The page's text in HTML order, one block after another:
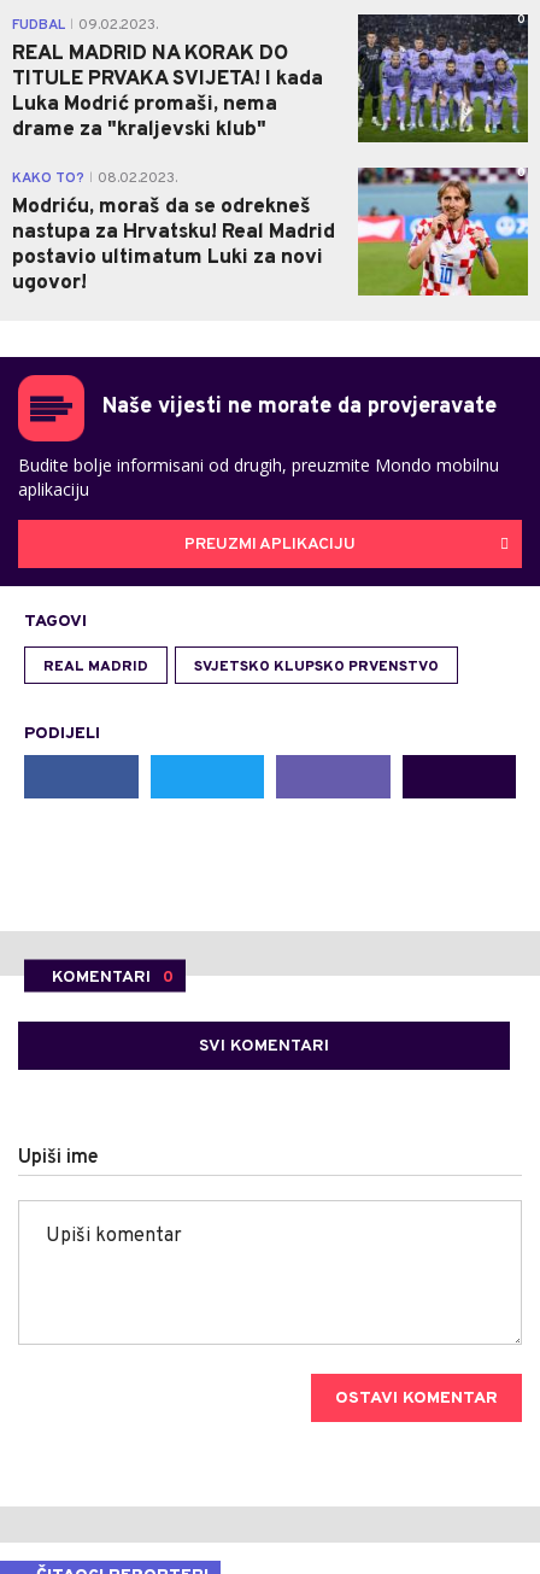
FUDBAL 09.02.2023.
REAL MADRID NA KORAK DO
TITULE PRVAKA SVIJETA! I kada
Luka Modrić promaši, nema
drame za "kraljevski klub"
0
KAKO TO? 08.02.2023.
Modriću, moraš da se odrekneš
nastupa za Hrvatsku! Real Madrid
postavio ultimatum Luki za novi
ugovor!
0
Naše vijesti ne morate da provjeravate
Budite bolje informisani od drugih, preuzmite Mondo mobilnu
aplikaciju
PREUZMI APLIKACIJU
TAGOVI
REAL MADRID SVJETSKO KLUPSKO PRVENSTVO
PODIJELI
KOMENTARI 0
SVI KOMENTARI
Upiši ime
OSTAVI KOMENTAR